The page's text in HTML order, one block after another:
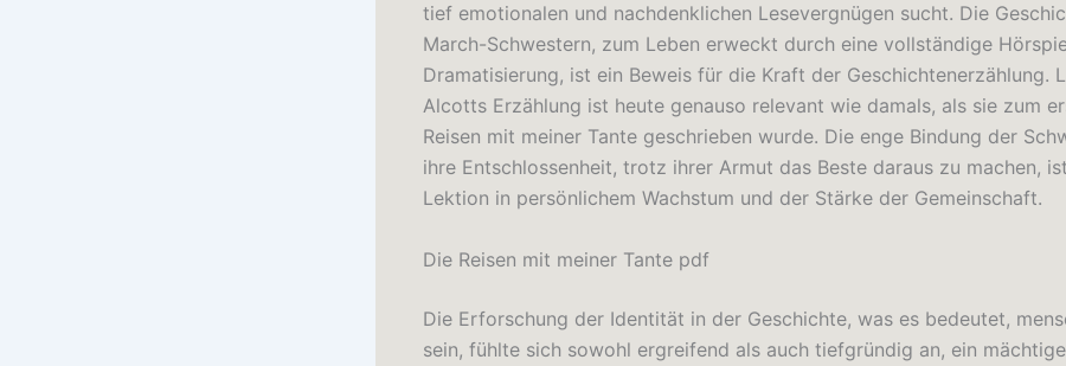
tief emotionalen und nachdenklichen Lesevergnügen sucht. Die
March-Schwestern, zum Leben erweckt durch eine vollständige
Dramatisierung, ist ein Beweis für die Kraft der Geschichtenerzählung.
Alcotts Erzählung ist heute genauso relevant wie damals, als sie zum
Reisen mit meiner Tante geschrieben wurde. Die enge Bindung der
ihre Entschlossenheit, trotz ihrer Armut das Beste daraus zu machen,
Lektion in persönlichem Wachstum und der Stärke der Gemeinschaft.
Die Reisen mit meiner Tante pdf
Die Erforschung der Identität in der Geschichte, was es bedeutet,
sein, fühlte sich sowohl ergreifend als auch tiefgründig an, ein